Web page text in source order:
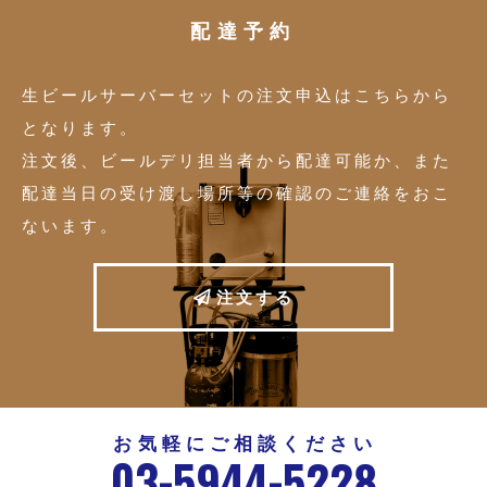
配達予約
生ビールサーバーセットの注文申込はこちらから
となります。
注文後、ビールデリ担当者から配達可能か、また
配達当日の受け渡し場所等の確認のご連絡をおこ
ないます。
注文
する
お気軽にご相談ください